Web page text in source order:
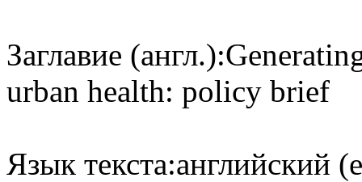
Заглавие (англ.):
urban health: policy brief
Язык текста:английский